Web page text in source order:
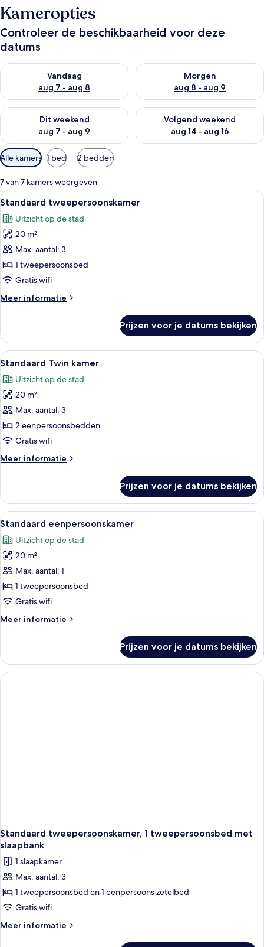
Kameropties
Controleer de beschikbaarheid voor deze
datums
Vandaag
aug 7 - aug 8
De beschikbaarheid controleren voor vanavond aug 7 - aug 8
Morgen
aug 8 - aug 9
De beschikbaarheid
Dit weekend
aug 7 - aug 9
De beschikbaarheid controleren voor dit weekend aug 7 -
Volgend weekend
aug 14 - aug 16
De beschikbaarheid
Beschikbare
filters
voor
kamers
Alle kamers 1 bed 2 bedden
7 van 7 kamers weergeven
Alle
foto's
voor
Standaard
tweepersoonskamer
laden
Een moderne hotelkamer met een
7
Standaard tweepersoonskamer
Uitzicht op de stad
20 m²
Max. aantal: 3
1 tweepersoonsbed
Gratis wifi
Meer informatie
Meer
tweepersoonskamer
Prijzen voor je datums bekijken
Alle
foto's
voor
Standaard
Twin
kamer
laden
Hotelkamer met een groot bed,
6
Standaard Twin kamer
Uitzicht op de stad
20 m²
Max. aantal: 3
2 eenpersoonsbedden
Gratis wifi
Meer informatie
Meer
Twin
kamer
Prijzen voor je datums bekijken
Alle
foto's
voor
Standaard
eenpersoonskamer
laden
Standaard eenpersoonskamer |
6
Standaard eenpersoonskamer
Uitzicht op de stad
20 m²
Max. aantal: 1
1 tweepersoonsbed
Gratis wifi
Meer informatie
Meer
eenpersoonskamer
Prijzen voor je datums bekijken
Standaard tweepersoonskamer, 1 tweepersoonsbed met
slaapbank
1 slaapkamer
Max. aantal: 3
1 tweepersoonsbed en 1 eenpersoons zetelbed
Gratis wifi
Meer informatie
Meer